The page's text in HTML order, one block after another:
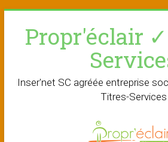
contentPropr'éclair
Inser'net SC agréée entreprise
Titres-Services